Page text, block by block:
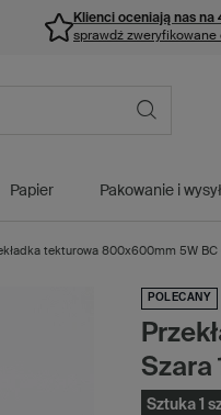
Klienci oceniają nas na
sprawdź zweryfikowane
Papier Pakowanie i
tekturowa 800x600mm 5W BC
POLECANY
Szara 1
Sztuka 1